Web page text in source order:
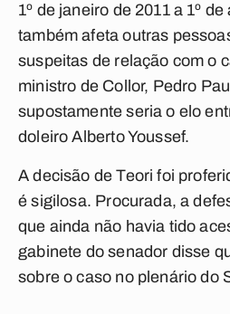
1º de janeiro de 2011 a 1º
também afeta outras
suspeitas de relação com o
ministro de Collor, Pedro
supostamente seria o elo
doleiro Alberto Youssef.
A decisão de Teori foi
é sigilosa. Procurada, a
que ainda não havia tido
gabinete do senador disse
sobre o caso no plenário do